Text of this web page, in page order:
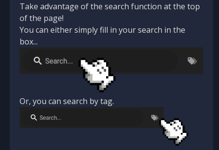
Take advantage of the search function at the top
of the page!
You can either simply fill in your search in the
box...
Or, you can search by tag.